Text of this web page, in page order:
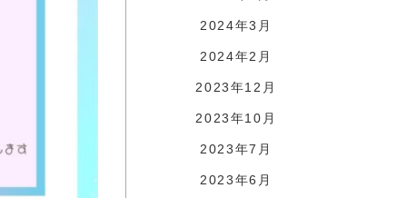
2024年3月
2024年2月
2023年12月
2023年10月
2023年7月
2023年6月